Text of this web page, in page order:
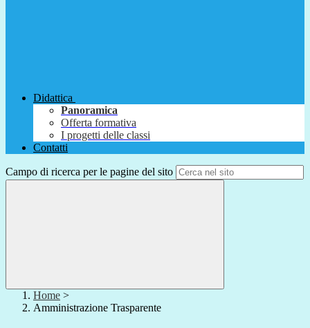
Didattica
Panoramica
Offerta formativa
I progetti delle classi
Contatti
Campo di ricerca per le pagine del sito
Home >
Amministrazione Trasparente